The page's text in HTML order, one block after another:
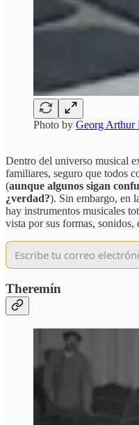
Photo by Georg Arthur
Dentro del universo musical
familiares, seguro que todos
(aunque algunos sigan
¿verdad?). Sin embargo, en
hay instrumentos musicales
vista por sus formas, sonidos,
Theremín